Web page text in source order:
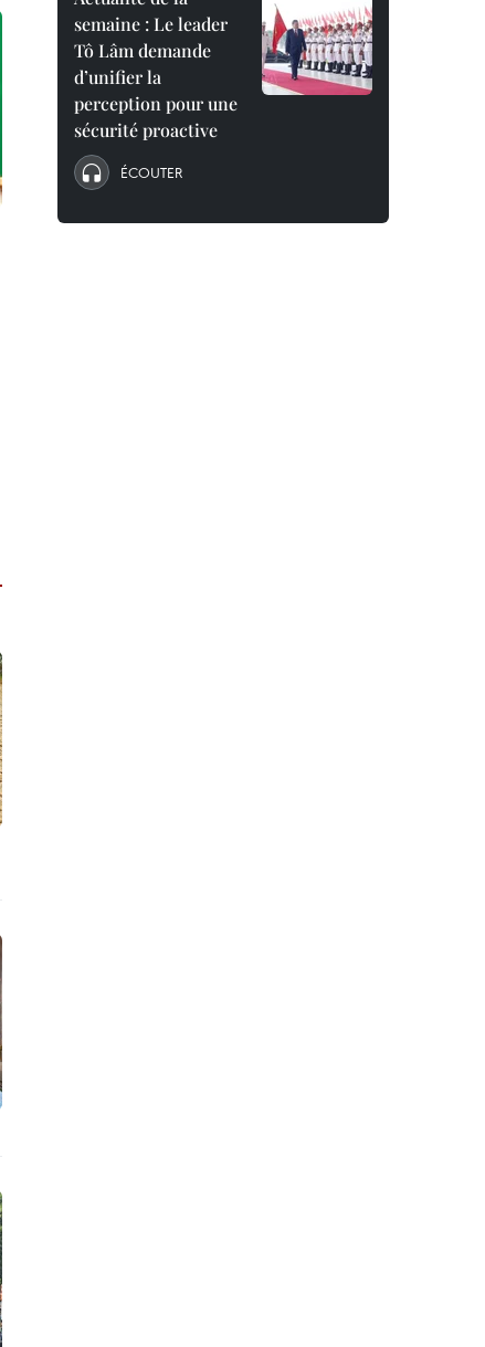
semaine : Le leader
Tô Lâm demande
d’unifier la
perception pour une
sécurité proactive
ÉCOUTER